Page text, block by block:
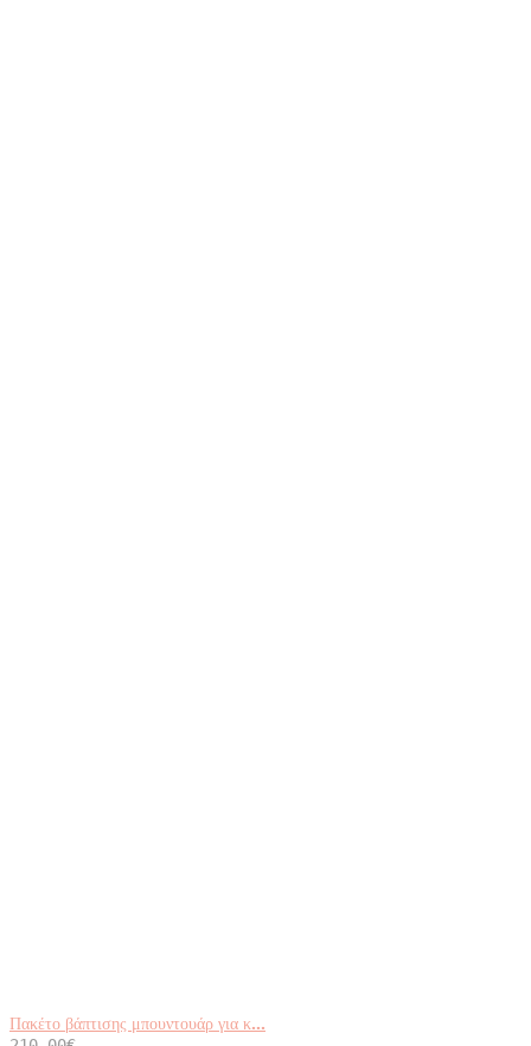
Πακέτο βάπτισης μπουντουάρ για κ...